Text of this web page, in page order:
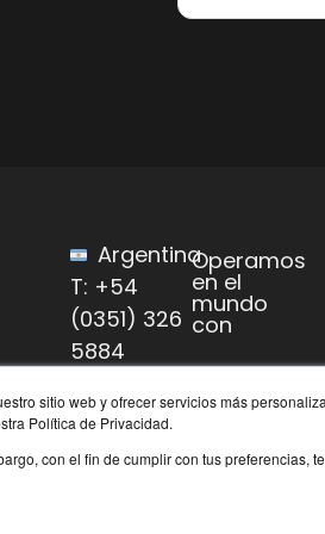
sitio web y ofrecer servicios más
Política de Privacidad.
con el fin de cumplir con tus preferencias,
Argentina
T: +54
(0351) 326
5884
Operamos
en el
mundo
con